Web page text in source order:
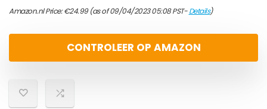
Amazon.nl Price:€24.99(as of 09/04/2023 05:08 PST-Details)
CONTROLEER OP AMAZON